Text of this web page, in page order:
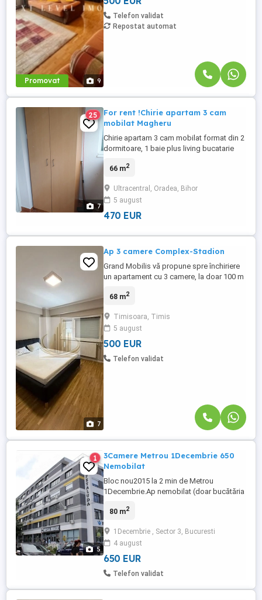
Promovat 9
Telefon validat
Repostat automat
7
25
For rent !Chirie apartam 3 cam
mobilat Magheru
Chirie apartam 3 cam mobilat format din 2
dormitoare, 1 baie plus living bucatarie
situat in aria ultracentrala facultatea de
plus depozit o luna sau vand inf tel sau
whatsapp
66 m2
Ultracentral, Oradea, Bihor
5 august
470 EUR
7
Ap 3 camere Complex-Stadion
Grand Mobilis vă propune spre închiriere
un apartament cu 3 camere, la doar 100 m
Stadion. ✨ Caracteristici: ✅ 3 camere ✅
termică proprie pe gaz ✅ Aer condiționat
✅ Complet mobilat și utilat ✅ Contorizare
individuală (apă, ...
68 m2
Timisoara, Timis
5 august
500 EUR
Telefon validat
5
1
3Camere Metrou 1Decembrie 650
Nemobilat
Bloc nou2015 la 2 min de Metrou
1Decembrie.Ap nemobilat (doar bucătăria
aragaz),stare bună necesită o curățare pe
decomandat, centrala proprie, 2 balcoane,
2 băi, gresie, faianță, parchet, termopan. În
jur este o infrastructură ...
80 m2
1Decembrie , Sector 3, Bucuresti
4 august
650 EUR
Telefon validat